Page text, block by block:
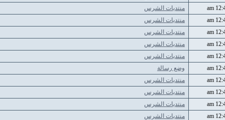
منتديات الشرس
منتديات الشرس
منتديات الشرس
منتديات الشرس
منتديات الشرس
وضع رسالة
منتديات الشرس
منتديات الشرس
منتديات الشرس
منتديات الشرس